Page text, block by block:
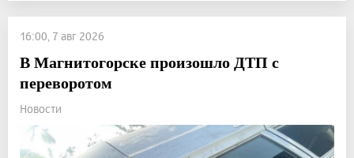
16:00, 7 авг 2026
В Магнитогорске произошло ДТП с
переворотом
Новости